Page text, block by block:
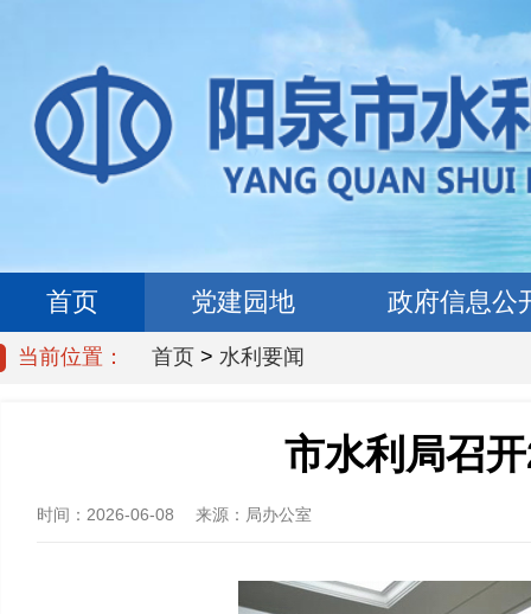
首页 党建园地 政府信息公
当前位置： 首页 > 水利要闻
市水利局召
时间： 2026-06-08 来源： 局办公室